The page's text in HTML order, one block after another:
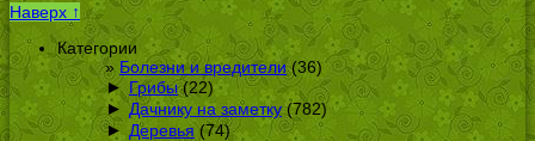
Наверх ↑
Категории
Болезни и вредители(36)
► Грибы(22)
► Дачнику на заметку(782)
► Деревья(74)